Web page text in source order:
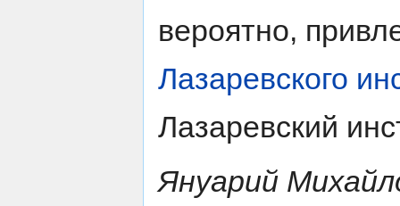
вероятно,
Лазаревского
Лазаревский
Януарий